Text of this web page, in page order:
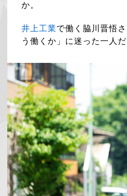
か。
井上工業で働く脇川晋悟
う働くか」に迷った一人だ